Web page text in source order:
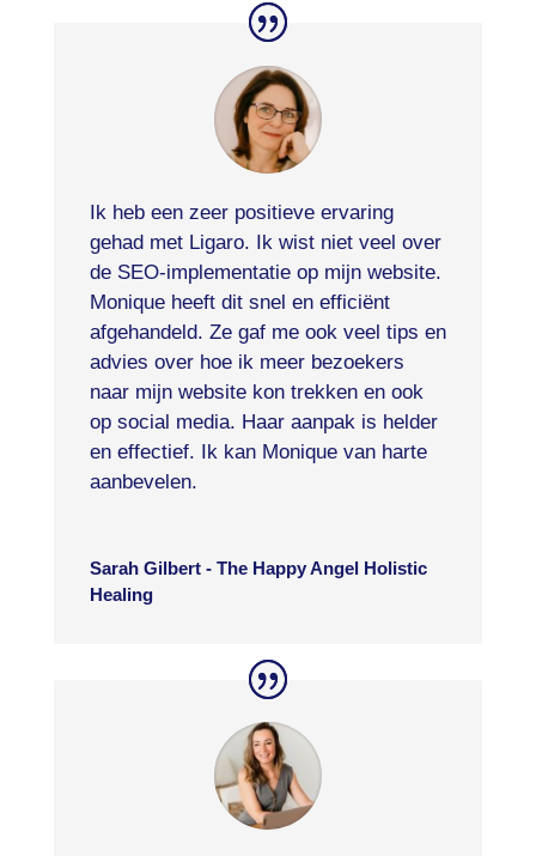
Ik heb een zeer positieve ervaring
gehad met Ligaro. Ik wist niet veel over
de SEO-implementatie op mijn website.
Monique heeft dit snel en efficiënt
afgehandeld. Ze gaf me ook veel tips en
advies over hoe ik meer bezoekers
naar mijn website kon trekken en ook
op social media. Haar aanpak is helder
en effectief. Ik kan Monique van harte
aanbevelen.
Sarah Gilbert - The Happy Angel Holistic
Healing